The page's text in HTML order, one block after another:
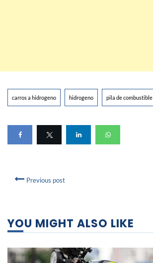
carros a hidrogeno hidrogeno pila de combustible
Previous post
YOU MIGHT ALSO LIKE